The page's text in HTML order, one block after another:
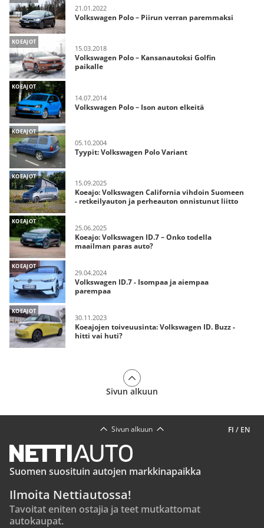
21.01.2022
Volkswagen Polo – Piirun verran paremmaksi
KOEAJOT
15.03.2018
Volkswagen Polo – Kansanautoksi Golfin
paikalle
KOEAJOT
14.07.2014
Volkswagen Polo – Ison auton elkeitä
KOEAJOT
05.10.2004
Tyypit: Volkswagen Polo Variant
KOEAJOT
15.09.2025
Koeajo: Volkswagen California vihdoin Suomeen
- retkeilyauton ja perheauton onnistunut liitto
KOEAJOT
25.06.2025
Koeajo: Volkswagen ID.7 – Onko todella
maailman paras auto?
KOEAJOT
29.04.2024
Volkswagen ID.7 - Isompaa ja aiempaa
parempaa
KOEAJOT
30.11.2023
Koeajojen toiveuusinta: Volkswagen ID. Buzz -
hitti vai huti?
Sivun alkuun
FI / EN
Sivun alkuun
Suomen suosituin autojen markkinapaikka
Ilmoita Nettiautossa!
Tavoitat eniten ostajia ja teet mutkattomat
autokaupat.